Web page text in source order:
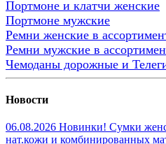
Портмоне и клатчи женские
Портмоне мужские
Ремни женские в
Ремни мужские в
Чемоданы дорожные и
Новости
06.08.2026 Новинки! Сумки
нат.кожи и комбинированных